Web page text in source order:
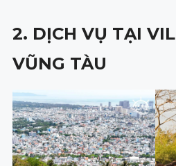
2. DỊCH VỤ TẠI
VŨNG TÀU